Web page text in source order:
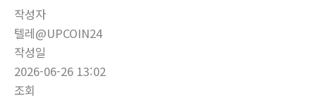
작성자
텔레@UPCOIN24
작성일
2026-06-26 13:02
조회